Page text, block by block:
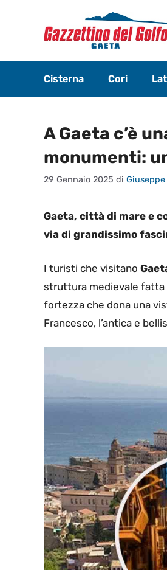
contenuto
Cisterna Cori
A Gaeta c’è
monumenti:
29 Gennaio 2025 di Giuseppe
Gaeta, città di mare e
via di grandissimo
I turisti che visitano
struttura medievale fatta
fortezza che dona una
Francesco, l’antica e